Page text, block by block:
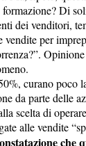
Di
dei venditori,
per
curano poco
da parte delle
scelta di
alle vendite
che